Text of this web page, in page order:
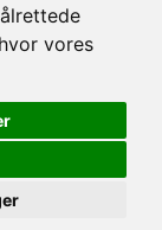
vores